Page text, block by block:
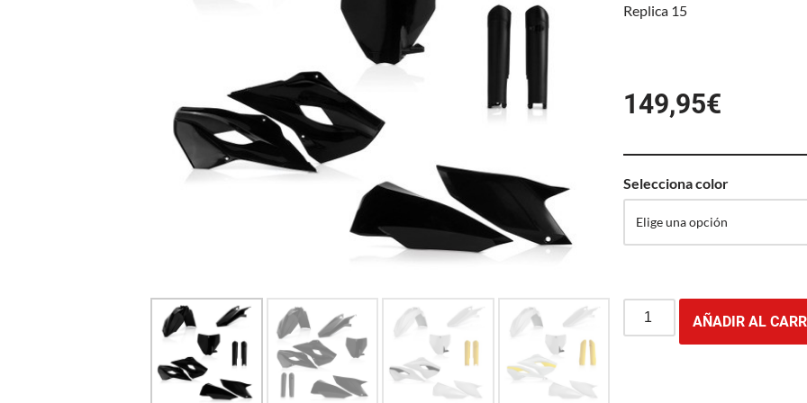
Replica 15
149,95€
Selecciona color
AÑADIR AL